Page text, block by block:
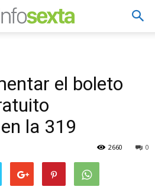
el boleto
la 319
0
2660